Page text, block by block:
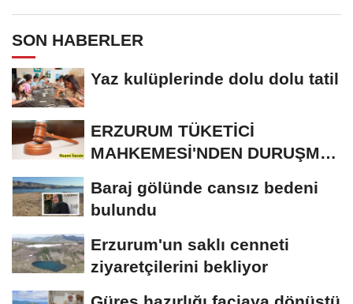
SON HABERLER
Yaz kulüplerinde dolu dolu tatil
ERZURUM TÜKETİCİ
MAHKEMESİ'NDEN DURUŞMA
Baraj gölünde cansız bedeni
bulundu
Erzurum'un saklı cenneti
ziyaretçilerini bekliyor